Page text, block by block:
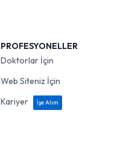
PROFESYONELLER
Doktorlar İçin
Web Siteniz İçin
Kariyer
İşe Alım